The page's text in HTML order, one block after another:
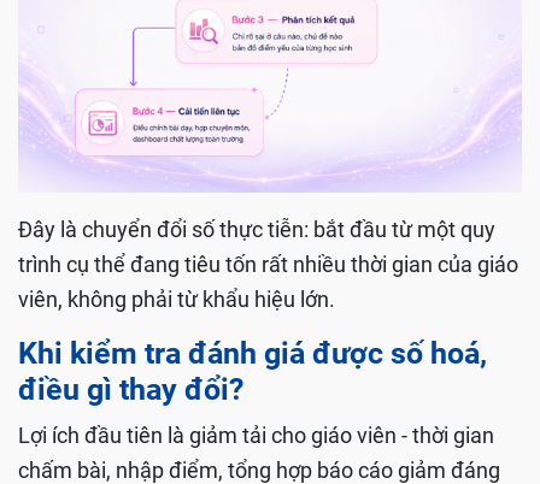
Đây là chuyển đổi số thực tiễn: bắt đầu từ một quy
trình cụ thể đang tiêu tốn rất nhiều thời gian của giáo
viên, không phải từ khẩu hiệu lớn.
Khi kiểm tra đánh giá được số hoá,
điều gì thay đổi?
Lợi ích đầu tiên là giảm tải cho giáo viên - thời gian
chấm bài, nhập điểm, tổng hợp báo cáo giảm đáng